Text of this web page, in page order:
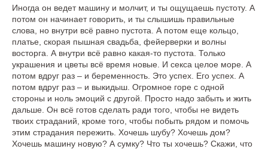
Иногда он ведет машину и молчит, и ты ощущаешь пустоту. А
потом он начинает говорить, и ты слышишь правильные
слова, но внутри всё равно пустота. А потом еще кольцо,
платье, скорая пышная свадьба, фейерверки и волны
восторга. А внутри всё равно какая-то пустота. Только
украшения и цветы всё время новые. И секса целое море. А
потом вдруг раз – и беременность. Это успех. Его успех. А
потом вдруг раз – и выкидыш. Огромное горе с одной
стороны и ноль эмоций с другой. Просто надо забыть и жить
дальше. Он всё готов сделать ради того, чтобы не видеть
твоих страданий, кроме того, чтобы побыть рядом и помочь
этим страдания пережить. Хочешь шубу? Хочешь дом?
Хочешь машину новую? А сумку? Что ты хочешь? Скажи, что